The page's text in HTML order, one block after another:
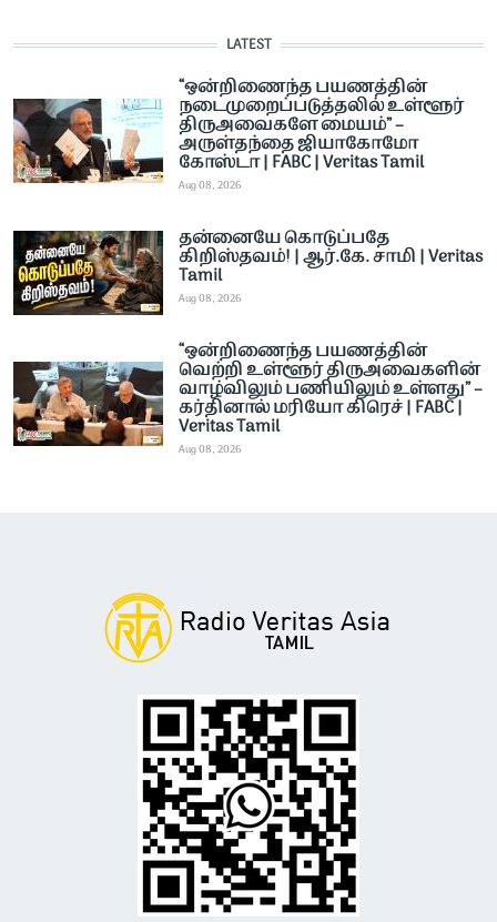
LATEST
“ஒன்றிணைந்த பயணத்தின்
நடைமுறைப்படுத்தலில் உள்ளூர்
திருஅவைகளே மையம்” –
அருள்தந்தை ஜியாகோமோ
கோஸ்டா | FABC | Veritas Tamil
Aug 08, 2026
தன்னையே கொடுப்பதே
கிறிஸ்தவம்! | ஆர்.கே. சாமி | Veritas
Tamil
Aug 08, 2026
“ஒன்றிணைந்த பயணத்தின்
வெற்றி உள்ளூர் திருஅவைகளின்
வாழ்விலும் பணியிலும் உள்ளது” –
கர்தினால் மரியோ கிரெச் | FABC |
Veritas Tamil
Aug 08, 2026